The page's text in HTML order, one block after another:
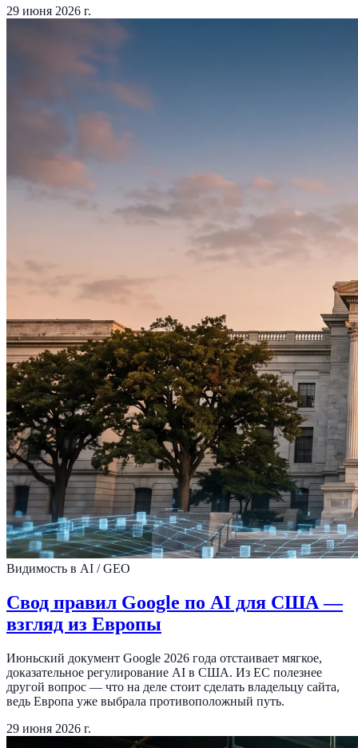
29 июня 2026 г.
Видимость в AI / GEO
Свод правил Google по AI для США —
взгляд из Европы
Июньский документ Google 2026 года отстаивает мягкое,
доказательное регулирование AI в США. Из ЕС полезнее
другой вопрос — что на деле стоит сделать владельцу сайта,
ведь Европа уже выбрала противоположный путь.
29 июня 2026 г.